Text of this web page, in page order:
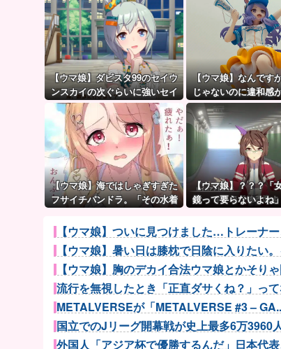
【ウマ娘】ダビスタ99のセイウ
ンスカイの次ぐらいに強いセイ
ちゃん。
【ウマ娘】なんです
じゃないのに違和感
言いたいんです
【ウマ娘】海ではしゃぎすぎた
フサイチパンドラ。「その水着
【ウマ娘】？？？「
鏡って要らないよね
【ウマ娘】ついに見つけました…トレーナ
【ウマ娘】暑い日は膝枕で日陰に入りたい
【ウマ娘】胸のデカイ合法ウマ娘とかそり
流行を無視したとき「正直ダサくね？」っ
METALVERSEが「METALVERSE #3 –
国立でのJリーグ開幕戦が史上最多6万3960
外国人「アジア杯で優勝するんだ」日本代